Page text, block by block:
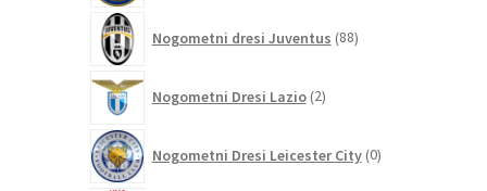
Nogometni dresi Juventus 88izdelkov
Nogometni Dresi Lazio 2izdelka
Nogometni Dresi Leicester City 0izdelkov